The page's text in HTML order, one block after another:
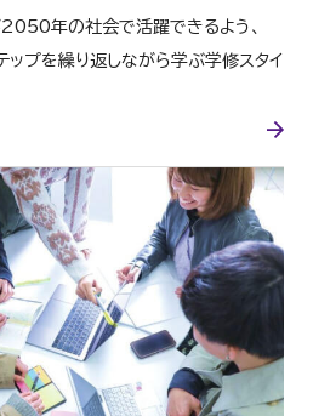
年の社会で活躍できるよう、
ップを繰り返しながら学ぶ学修スタイ